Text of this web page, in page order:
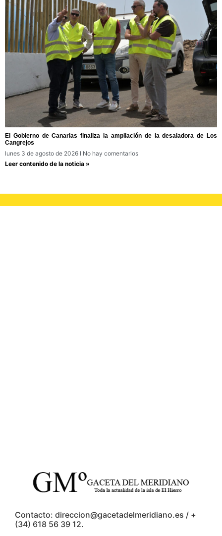
El Gobierno de Canarias finaliza la ampliación de la desaladora de Los
Cangrejos
lunes 3 de agosto de 2026
No hay comentarios
Leer contenido de la noticia »
Contacto: direccion@gacetadelmeridiano.es / +
(34) 618 56 39 12.